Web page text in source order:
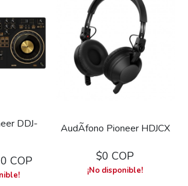
DDJ-
COP
AudÃ­fono Pioneer HDJCX
$0 COP
¡No disponible!